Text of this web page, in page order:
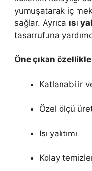
yumuşatarak iç
sağlar. Ayrıca ısı
tasarrufuna
Öne çıkan
Katlanabilir
Özel ölçü
Isı yalıtımı
Kolay